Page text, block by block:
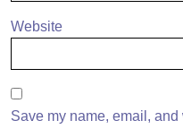
Website
Save my name, email,